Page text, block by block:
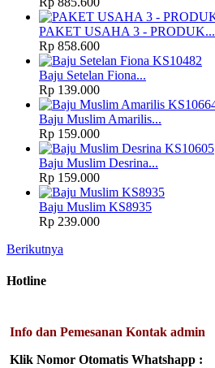
PAKET USAHA 3 - PRODUK...
Rp 858.600
Baju Setelan Fiona...
Rp 139.000
Baju Muslim Amarilis...
Rp 159.000
Baju Muslim Desrina...
Rp 159.000
Baju Muslim KS8935
Rp 239.000
Berikutnya
Hotline
Info dan Pemesanan Kontak admin
Klik Nomor Otomatis Whatshapp :